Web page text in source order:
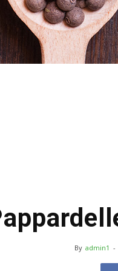
By admin1 -